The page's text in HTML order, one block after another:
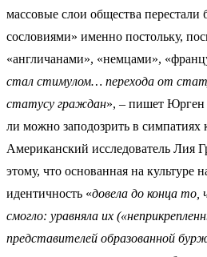
массовые слои общества
сословиями» именно постольку,
«англичанами», «немцами»,
стал стимулом… перехода от
статусу граждан», – пишет Юрген
ли можно заподозрить в симпатиях
Американский исследователь Лия
этому, что основанная на культуре
идентичность «довела до конца
смогло: уравняла их
представителей образованной